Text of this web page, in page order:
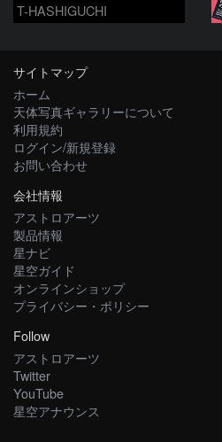
T-HASHIGUCHI
サイトマップ
ホーム
天体写真ギャラリーについて
利用規約
ログイン/新規登録
お問い合わせ
会社情報
アストロアーツ
製品情報
星ナビ
星空ガイド
オンラインショップ
プライバシー・ポリシー
Follow
アストロアーツ
Twitter
YouTube
星空アナウンス